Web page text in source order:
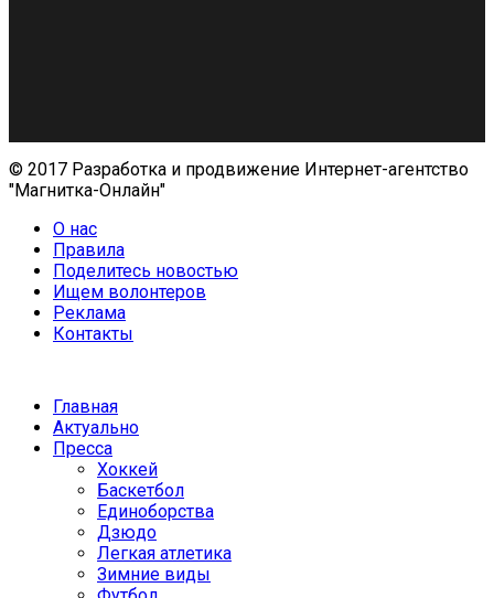
© 2017 Разработка и продвижение Интернет-агентство
"Магнитка-Онлайн"
О нас
Правила
Поделитесь новостью
Ищем волонтеров
Реклама
Контакты
Главная
Актуально
Пресса
Хоккей
Баскетбол
Единоборства
Дзюдо
Легкая атлетика
Зимние виды